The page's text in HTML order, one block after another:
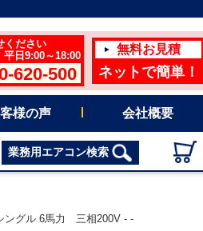
ください
日9:00～18:00
620-500
無料お見積
ネットで簡単！
様の声 会社概要
業務用エアコン検索
グル 6馬力 三相200V - -